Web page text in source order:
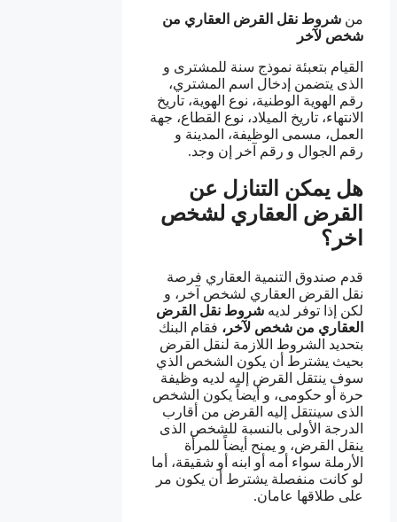
من شروط نقل القرض العقاري من
شخص لآخر
القيام بتعبئة نموذج سنة للمشترى و
الذى يتضمن إدخال اسم المشتري،
رقم الهوية الوطنية، نوع الهوية، تاريخ
الانتهاء، تاريخ الميلاد، نوع القطاع، جهة
العمل، مسمى الوظيفة، المدينة و
رقم الجوال و رقم آخر إن وجد.
هل يمكن التنازل عن
القرض العقاري لشخص
اخر؟
قدم صندوق التنمية العقاري فرصة
نقل القرض العقاري لشخص آخر، و
لكن إذا توفر لديه شروط نقل القرض
العقاري من شخص لآخر، فقام البنك
بتحديد الشروط اللازمة لنقل القرض
بحيث يشترط أن يكون الشخص الذي
سوف ينتقل القرض إليه لديه وظيفة
حرة أو حكومى، و أيضاً يكون الشخص
الذى سينتقل إليه القرض من أقارب
الدرجة الأولى بالنسبة للشخص الذى
ينقل القرض، و يمنح أيضاً للمرأة
الأرملة سواء أمه أو ابنه أو شقيقة، أما
لو كانت منفصلة يشترط أن يكون مر
على طلاقها عامان.